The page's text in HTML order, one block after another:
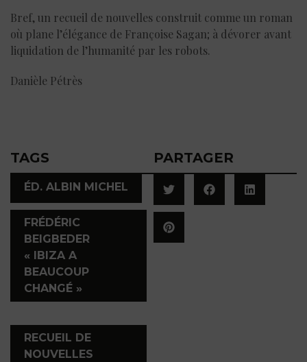
Bref, un recueil de nouvelles construit comme un roman
où plane l’élégance de Françoise Sagan; à dévorer avant
liquidation de l’humanité par les robots.
Danièle Pétrès
TAGS
ÉD. ALBIN MICHEL
FRÉDÉRIC
BEIGBEDER
« IBIZA A
BEAUCOUP
CHANGÉ »
RECUEIL DE
NOUVELLES
PARTAGER